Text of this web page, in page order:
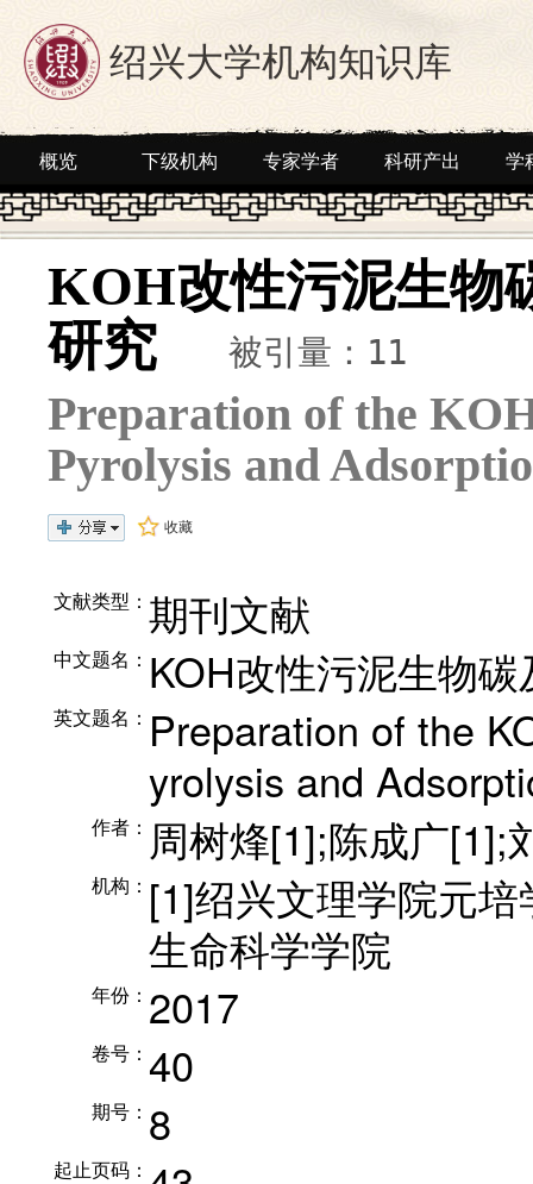
绍兴大学机构知识库
概览 下级机构 专家学者 科研产出 学
KOH改性污泥生物
研究
被引量：11
Preparation of the
Pyrolysis and
收藏
文献类型： 期刊文献
中文题名： KOH改性污泥生物
英文题名： Preparation of the
yrolysis and
作者： 周树烽[1];陈成广[1];
机构： [1]绍兴文理学院元
生命科学学院
年份： 2017
卷号： 40
期号： 8
起止页码：